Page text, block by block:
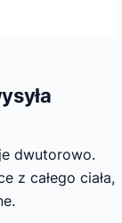
dwutorowo.
z całego ciała,